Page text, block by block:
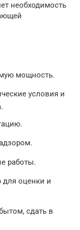
необходимость
мощность.
условия и
работы.
для оценки и
сдать в